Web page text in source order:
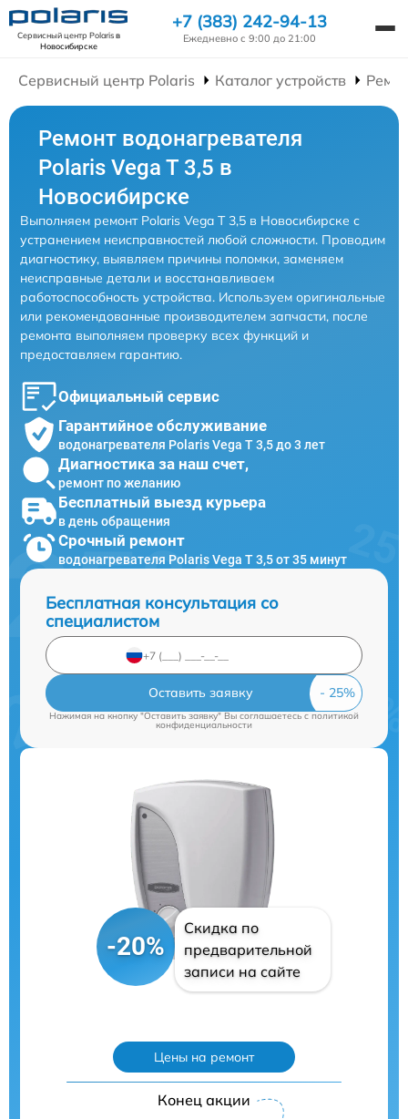
Сервисный центр Polarisв
Новосибирске
+7 (383) 242-94-13
Ежедневно с 9:00 до 21:00
Сервисный центр Polaris Каталог устройств
Ремонт водонагревателя
Polaris Vega T 3,5 в
Новосибирске
Выполняем ремонт Polaris Vega T 3,5 в Новосибирске с
устранением неисправностей любой сложности. Проводим
диагностику, выявляем причины поломки, заменяем
неисправные детали и восстанавливаем
работоспособность устройства. Используем оригинальные
или рекомендованные производителем запчасти, после
ремонта выполняем проверку всех функций и
предоставляем гарантию.
Официальный сервис
Гарантийное обслуживание
водонагревателя Polaris Vega T 3,5 до 3 лет
Диагностика за наш счет,
ремонт по желанию
Бесплатный выезд курьера
в день обращения
Срочный ремонт
водонагревателя Polaris Vega T 3,5 от 35 минут
Бесплатная консультация со
специалистом
Оставить заявку
Нажимая на кнопку "Оставить заявку" Вы соглашаетесь cполитикой
конфиденциальности
-20%
Скидка по
предварительной
записи на сайте
Цены на ремонт
Конец акции